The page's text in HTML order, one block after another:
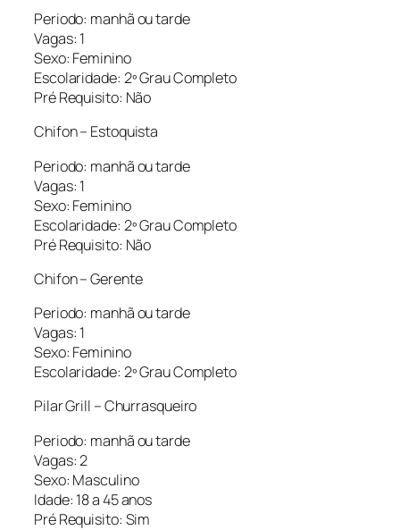
Periodo: manhã ou tarde
Vagas: 1
Sexo: Feminino
Escolaridade: 2º Grau Completo
Pré Requisito: Não
Chifon – Estoquista
Periodo: manhã ou tarde
Vagas: 1
Sexo: Feminino
Escolaridade: 2º Grau Completo
Pré Requisito: Não
Chifon – Gerente
Periodo: manhã ou tarde
Vagas: 1
Sexo: Feminino
Escolaridade: 2º Grau Completo
PilarGrill – Churrasqueiro
Periodo: manhã ou tarde
Vagas: 2
Sexo: Masculino
Idade: 18 a 45 anos
Pré Requisito: Sim